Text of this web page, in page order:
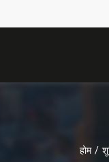
होम /